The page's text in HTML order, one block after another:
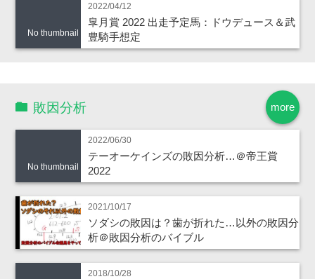
No thumbnail
2022/04/12
皐月賞 2022 出走予定馬：ドウデュース＆武
豊騎手想定
more
敗因分析
No thumbnail
2022/06/30
テーオーケインズの敗因分析…＠帝王賞
2022
2021/10/17
ソダシの敗因は？歯が折れた…以外の敗因分
析＠敗因分析のバイブル
2018/10/28